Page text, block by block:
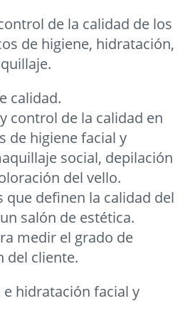
de la calidad de los
de higiene, hidratación,
calidad.
control de la calidad en
de higiene facial y
social, depilación
del vello.
que definen la calidad del
salón de estética.
medir el grado de
del cliente.
e hidratación facial y